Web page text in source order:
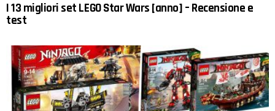
I 13 migliori set LEGO Star Wars [anno] – Recensione e
test